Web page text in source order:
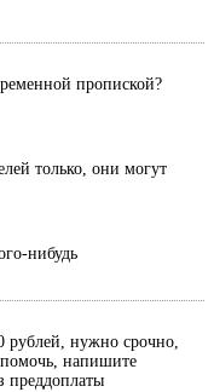
пропиской?
только, они могут
нибудь
рублей, нужно срочно,
помочь, напишите
преддоплаты